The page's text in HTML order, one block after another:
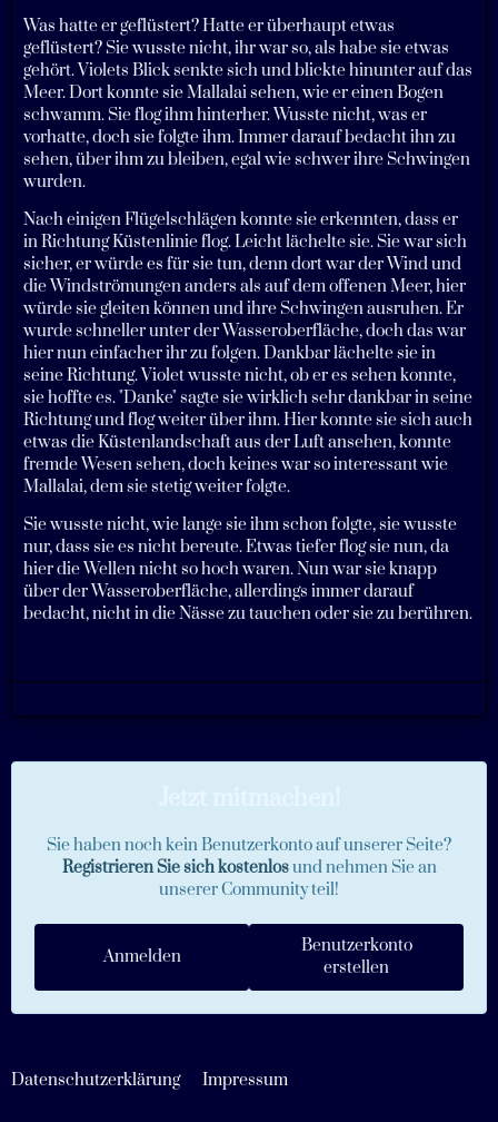
Was hatte er geflüstert? Hatte er überhaupt etwas
geflüstert? Sie wusste nicht, ihr war so, als habe sie etwas
gehört. Violets Blick senkte sich und blickte hinunter auf das
Meer. Dort konnte sie Mallalai sehen, wie er einen Bogen
schwamm. Sie flog ihm hinterher. Wusste nicht, was er
vorhatte, doch sie folgte ihm. Immer darauf bedacht ihn zu
sehen, über ihm zu bleiben, egal wie schwer ihre Schwingen
wurden.
Nach einigen Flügelschlägen konnte sie erkennten, dass er
in Richtung Küstenlinie flog. Leicht lächelte sie. Sie war sich
sicher, er würde es für sie tun, denn dort war der Wind und
die Windströmungen anders als auf dem offenen Meer, hier
würde sie gleiten können und ihre Schwingen ausruhen. Er
wurde schneller unter der Wasseroberfläche, doch das war
hier nun einfacher ihr zu folgen. Dankbar lächelte sie in
seine Richtung. Violet wusste nicht, ob er es sehen konnte,
sie hoffte es. "Danke" sagte sie wirklich sehr dankbar in seine
Richtung und flog weiter über ihm. Hier konnte sie sich auch
etwas die Küstenlandschaft aus der Luft ansehen, konnte
fremde Wesen sehen, doch keines war so interessant wie
Mallalai, dem sie stetig weiter folgte.
Sie wusste nicht, wie lange sie ihm schon folgte, sie wusste
nur, dass sie es nicht bereute. Etwas tiefer flog sie nun, da
hier die Wellen nicht so hoch waren. Nun war sie knapp
über der Wasseroberfläche, allerdings immer darauf
bedacht, nicht in die Nässe zu tauchen oder sie zu berühren.
Sie haben noch kein Benutzerkonto auf unserer Seite?
Registrieren Sie sich kostenlosund nehmen Sie an
unserer Community teil!
Benutzerkonto
erstellen
Anmelden
Datenschutzerklärung Impressum